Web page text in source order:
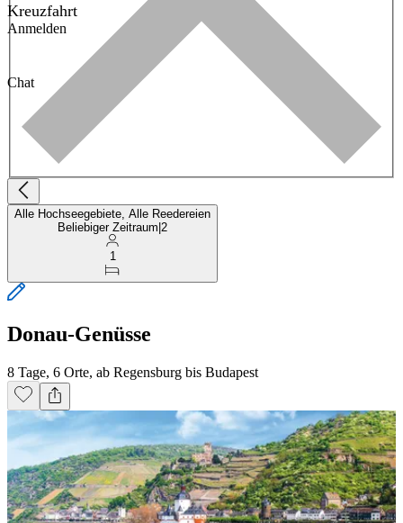
Kreuzfahrt
Anmelden
Chat
Alle Hochseegebiete, Alle Reedereien
Beliebiger Zeitraum 2
1
Donau-Genüsse
8 Tage, 6 Orte, ab Regensburg bis Budapest